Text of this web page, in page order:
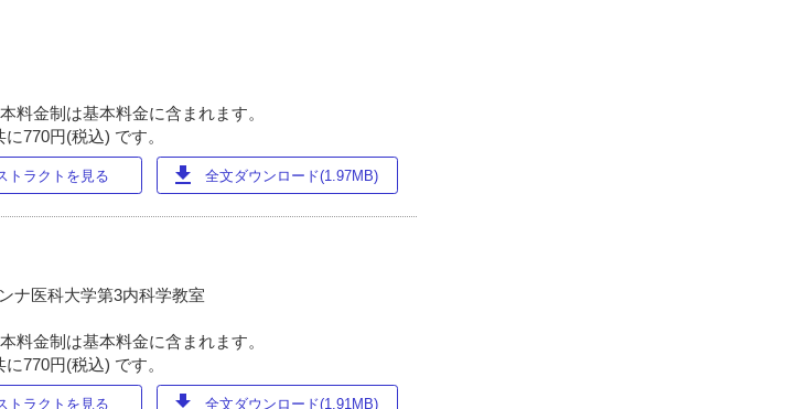
料金制は基本料金に含まれます。
770円(税込) です。
トラクトを見る download 全文ダウンロード(1.97MB)
ナ医科大学第3内科学教室
料金制は基本料金に含まれます。
770円(税込) です。
トラクトを見る download 全文ダウンロード(1.91MB)